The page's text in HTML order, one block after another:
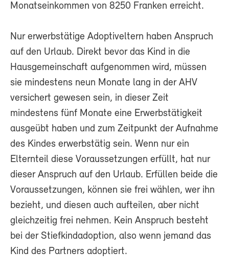
Monatseinkommen von 8250 Franken erreicht.
Nur erwerbstätige Adoptiveltern haben Anspruch
auf den Urlaub. Direkt bevor das Kind in die
Hausgemeinschaft aufgenommen wird, müssen
sie mindestens neun Monate lang in der AHV
versichert gewesen sein, in dieser Zeit
mindestens fünf Monate eine Erwerbstätigkeit
ausgeübt haben und zum Zeitpunkt der Aufnahme
des Kindes erwerbstätig sein. Wenn nur ein
Elternteil diese Voraussetzungen erfüllt, hat nur
dieser Anspruch auf den Urlaub. Erfüllen beide die
Voraussetzungen, können sie frei wählen, wer ihn
bezieht, und diesen auch aufteilen, aber nicht
gleichzeitig frei nehmen. Kein Anspruch besteht
bei der Stiefkindadoption, also wenn jemand das
Kind des Partners adoptiert.